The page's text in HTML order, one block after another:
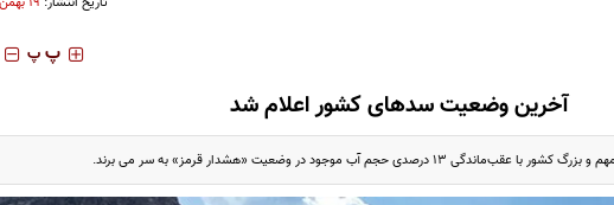
‍‍‍ پ پ
آخرین وضعیت سدهای کشور اعلام شد
حجم آب موجود در وضعیت «هشدار قرمز» به سر می برند.